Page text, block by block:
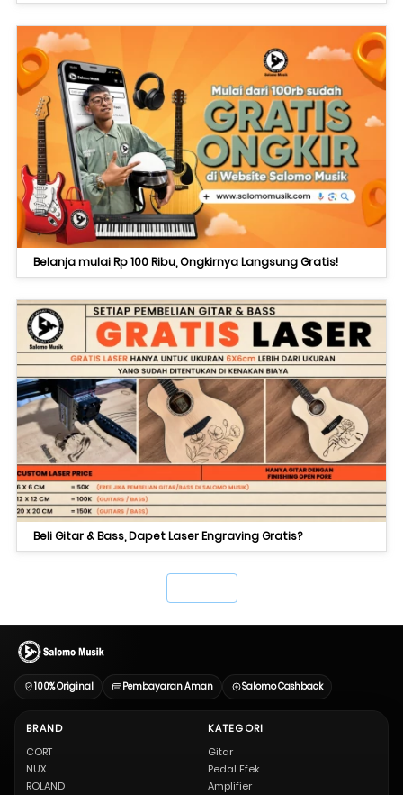
Belanja mulai Rp 100 Ribu, Ongkirnya Langsung Gratis!
Beli Gitar & Bass, Dapet Laser Engraving Gratis?
100% Original Pembayaran Aman Salomo Cashback
BRAND
CORT
NUX
ROLAND
KATEGORI
Gitar
Pedal Efek
Amplifier